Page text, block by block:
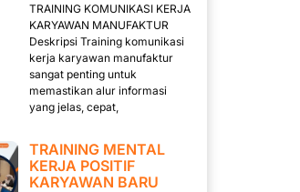
TRAINING KOMUNIKASI KERJA
KARYAWAN MANUFAKTUR
Deskripsi Training komunikasi
kerja karyawan manufaktur
sangat penting untuk
memastikan alur informasi
yang jelas, cepat,
TRAINING MENTAL
KERJA POSITIF
KARYAWAN BARU